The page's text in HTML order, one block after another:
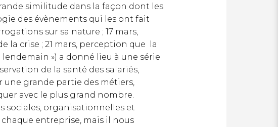
similitude dans la façon dont les
des évènements qui les ont fait
sur sa nature ; 17 mars,
la crise ; 21 mars, perception que la
») a donné lieu à une série
de la santé des salariés,
grande partie des métiers,
avec le plus grand nombre.
sociales, organisationnelles et
entreprise, mais il nous